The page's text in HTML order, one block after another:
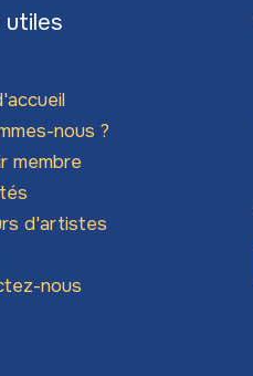
utiles
nous ?
membre
d'artistes
nous